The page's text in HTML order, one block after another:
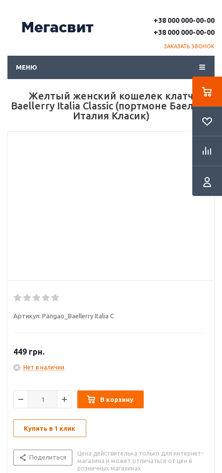
+38 000 000-00-00
+38 000 000-00-00
ЗАКАЗАТЬ ЗВОНОК
МЕНЮ
Желтый женский кошелек клатч
Baellerry Italia Classic (портмоне Баелери
Италия Класик)
Артикул: Pangao_Baellerry Italia C
449 грн.
Нет в наличии
В корзину
Купить в 1 клик
Поделиться
Цена действительна только для интернет-
магазина и может отличаться от цен в
розничных магазинах